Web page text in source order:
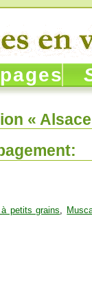
«
petits grains